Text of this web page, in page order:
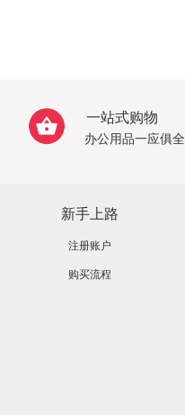
一站式购物
办公用品一应俱全
新手上路
注册账户
购买流程